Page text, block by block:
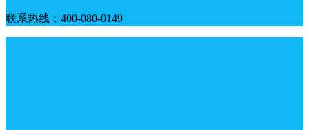
联系热线：400-080-0149